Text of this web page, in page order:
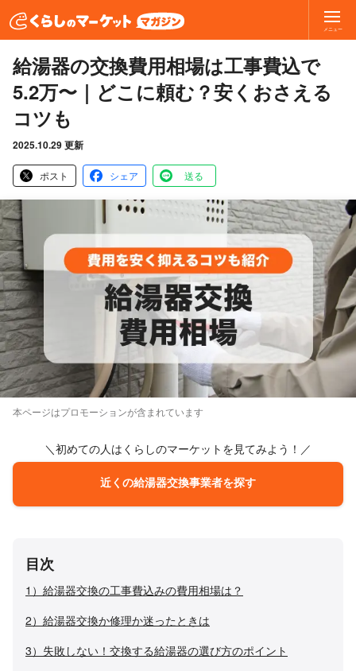
メニュー
給湯器の交換費用相場は工事費込で
5.2万〜｜どこに頼む？安くおさえる
コツも
2025.10.29 更新
ポスト シェア 送る
本ページはプロモーションが含まれています
＼初めての人はくらしのマーケットを見てみよう！／
近くの給湯器交換事業者を探す
目次
1）給湯器交換の工事費込みの費用相場は？
2）給湯器交換か修理か迷ったときは
3）失敗しない！交換する給湯器の選び方のポイント